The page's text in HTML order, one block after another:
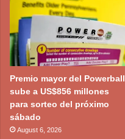
Premio mayor del Powerball
sube a US$856 millones
para sorteo del próximo
sábado
August 6, 2026